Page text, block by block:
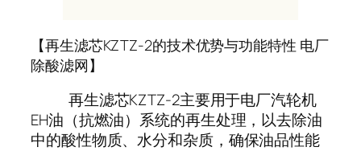
【再生滤芯KZTZ-2的技术优势与功能特性 电厂
除酸滤网】
再生滤芯KZTZ-2主要用于电厂汽轮机
EH油（抗燃油）系统的再生处理，以去除油
中的酸性物质、水分和杂质，确保油品性能